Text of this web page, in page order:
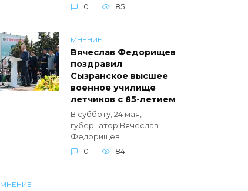
0
85
МНЕНИЕ
Вячеслав Федорищев
поздравил
Сызранское высшее
военное училище
летчиков с 85-летием
В субботу, 24 мая,
губернатор Вячеслав
Федорищев
0
84
МНЕНИЕ